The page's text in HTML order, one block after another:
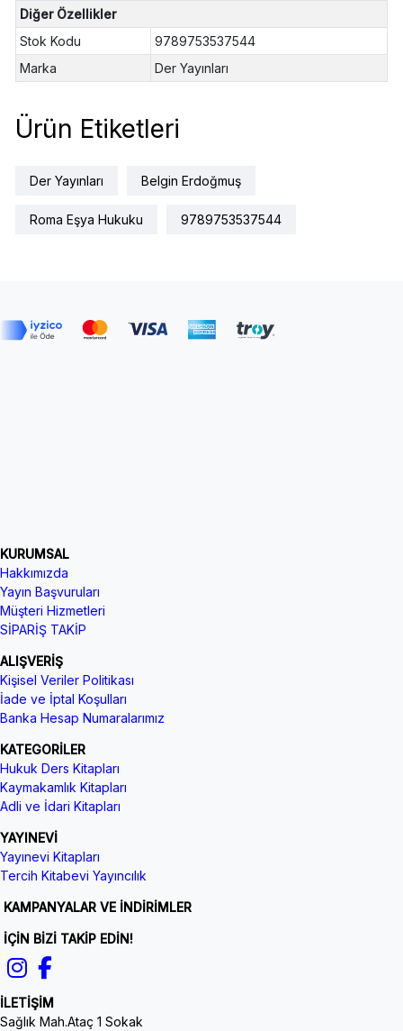
Diğer Özellikler
Stok Kodu
9789753537544
Marka
Der Yayınları
Ürün Etiketleri
Der Yayınları Belgin Erdoğmuş
Roma Eşya Hukuku 9789753537544
KURUMSAL
Hakkımızda
Yayın Başvuruları
Müşteri Hizmetleri
SİPARİŞ TAKİP
ALIŞVERİŞ
Kişisel Veriler Politikası
İade ve İptal Koşulları
Banka Hesap Numaralarımız
KATEGORİLER
Hukuk Ders Kitapları
Kaymakamlık Kitapları
Adli ve İdari Kitapları
YAYINEVİ
Yayınevi Kitapları
Tercih Kitabevi Yayıncılık
KAMPANYALAR VE İNDİRİMLER
İÇİN BİZİ TAKİP EDİN!
İLETİŞİM
Sağlık Mah.Ataç 1 Sokak